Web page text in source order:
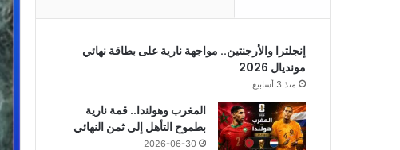
إنجلترا والأرجنتين.. مواجهة نارية على بطاقة نهائي
مونديال 2026
منذ 3 أسابيع
المغرب وهولندا.. قمة نارية
بطموح التأهل إلى ثمن النهائي
2026-06-30